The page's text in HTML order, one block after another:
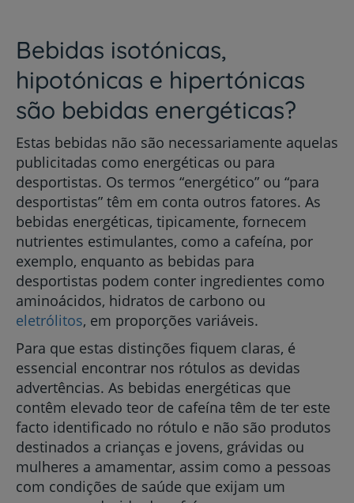
Bebidas isotónicas,
hipotónicas e hipertónicas
são bebidas energéticas?
Estas bebidas não são necessariamente aquelas
publicitadas como energéticas ou para
desportistas. Os termos “energético” ou “para
desportistas” têm em conta outros fatores. As
bebidas energéticas, tipicamente, fornecem
nutrientes estimulantes, como a cafeína, por
exemplo, enquanto as bebidas para
desportistas podem conter ingredientes como
aminoácidos, hidratos de carbono ou
eletrólitos, em proporções variáveis.
Para que estas distinções fiquem claras, é
essencial encontrar nos rótulos as devidas
advertências. As bebidas energéticas que
contêm elevado teor de cafeína têm de ter este
facto identificado no rótulo e não são produtos
destinados a crianças e jovens, grávidas ou
mulheres a amamentar, assim como a pessoas
com condições de saúde que exijam um